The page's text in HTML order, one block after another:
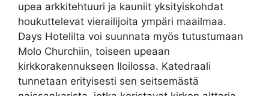
upea arkkitehtuuri ja kauniit yksityiskohdat
houkuttelevat vierailijoita ympäri maailmaa.
Days Hotelilta voi suunnata myös tutustumaan
Molo Churchiin, toiseen upeaan
kirkkorakennukseen Iloilossa. Katedraali
tunnetaan erityisesti sen seitsemästä